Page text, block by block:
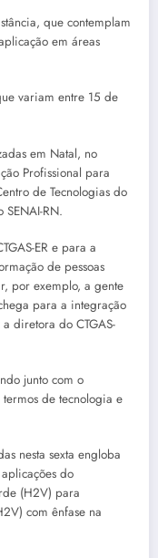
que contemplam
em áreas
variam entre 15 de
em Natal, no
Profissional para
de Tecnologias do
SENAI-RN.
ER e para a
de pessoas
por exemplo, a gente
para a integração
diretora do CTGAS-
junto com o
de tecnologia e
nesta sexta engloba
do
(H2V) para
com ênfase na